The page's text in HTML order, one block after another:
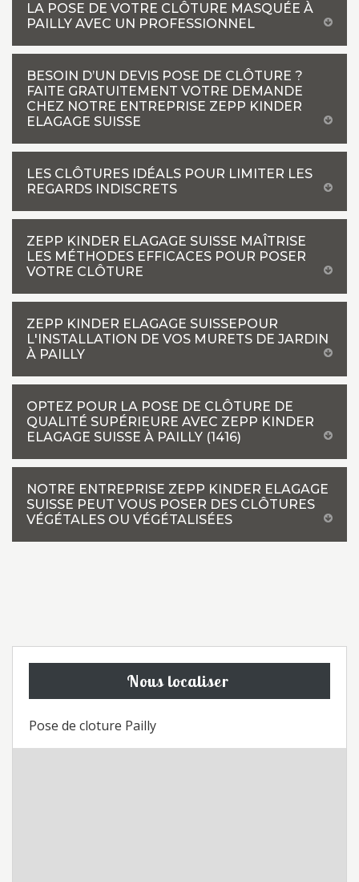
LA POSE DE VOTRE CLÔTURE MASQUÉE À
PAILLY AVEC UN PROFESSIONNEL
BESOIN D’UN DEVIS POSE DE CLÔTURE ?
FAITE GRATUITEMENT VOTRE DEMANDE
CHEZ NOTRE ENTREPRISE ZEPP KINDER
ELAGAGE SUISSE
LES CLÔTURES IDÉALS POUR LIMITER LES
REGARDS INDISCRETS
ZEPP KINDER ELAGAGE SUISSE MAÎTRISE
LES MÉTHODES EFFICACES POUR POSER
VOTRE CLÔTURE
ZEPP KINDER ELAGAGE SUISSEPOUR
L'INSTALLATION DE VOS MURETS DE JARDIN
À PAILLY
OPTEZ POUR LA POSE DE CLÔTURE DE
QUALITÉ SUPÉRIEURE AVEC ZEPP KINDER
ELAGAGE SUISSE À PAILLY (1416)
NOTRE ENTREPRISE ZEPP KINDER ELAGAGE
SUISSE PEUT VOUS POSER DES CLÔTURES
VÉGÉTALES OU VÉGÉTALISÉES
Nous localiser
Pose de cloture Pailly